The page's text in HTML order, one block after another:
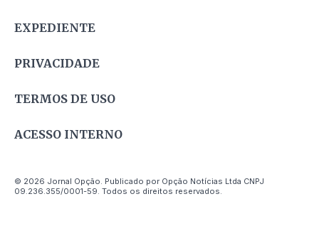
EXPEDIENTE
PRIVACIDADE
TERMOS DE USO
ACESSO INTERNO
© 2026 Jornal Opção. Publicado por Opção Notícias Ltda CNPJ
09.236.355/0001-59. Todos os direitos reservados.